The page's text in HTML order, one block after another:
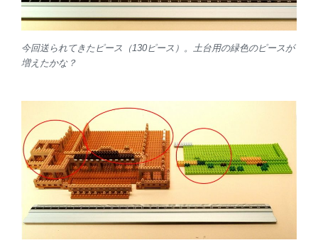
今回送られてきたピース（130ピース）。土台用の緑色のピースが
増えたかな？